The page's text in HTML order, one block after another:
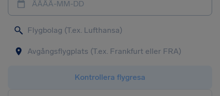
ÅÅÅÅ-MM-DD
Kontrollera flygresa